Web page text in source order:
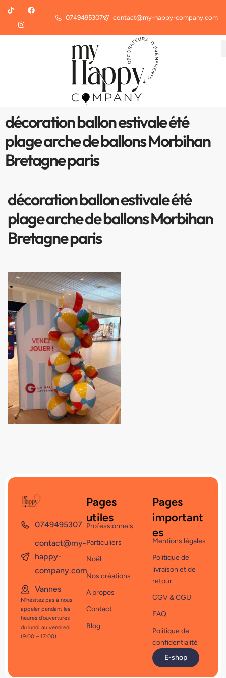
0749495307 contact@my-happy-company.com
décoration ballon estivale été
plage arche de ballons Morbihan
Bretagne paris
décoration ballon estivale été
plage arche de ballons Morbihan
Bretagne paris
0749495307
contact@my-
happy-
company.com
Vannes
N’hésitez pas à nous
appeler pendant les
heures d’ouvertures
du lundi au vendredi
(9:00 – 17:00)
Pages
utiles
Professionnels
Particuliers
Noël
Nos créations
À propos
Contact
Blog
Pages
important
es
Mentions légales
Politique de
livraison et de
retour
CGV & CGU
FAQ
Politique de
confidentialité
E-shop